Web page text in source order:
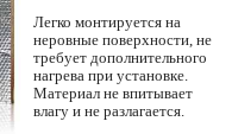
Легко монтируется на
неровные поверхности, не
требует дополнительного
нагрева при установке.
Материал не впитывает
влагу и не разлагается.